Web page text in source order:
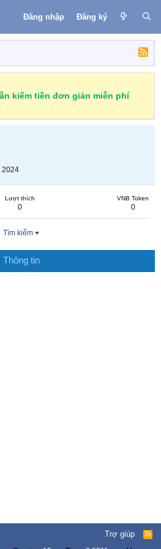
Đăng nhập Đăng ký
kiếm tiền đơn giản miễn phí
2024
Lượt thích
0
VNB Token
0
Tìm kiếm
Thông tin
Trợ giúp
R